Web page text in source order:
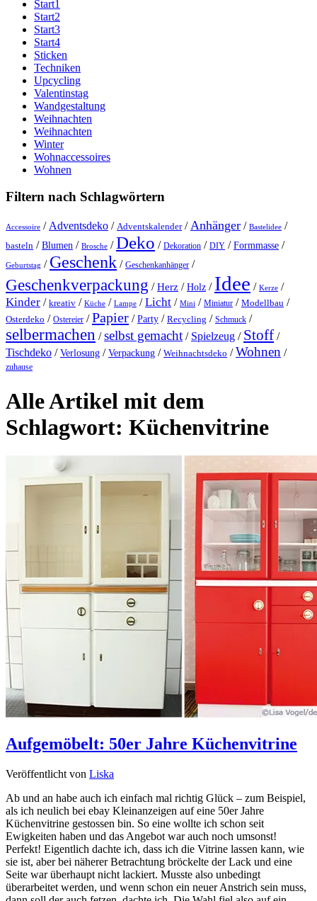
Start1
Start2
Start3
Start4
Sticken
Techniken
Upcycling
Valentinstag
Wandgestaltung
Weihnachten
Weihnachten
Winter
Wohnaccessoires
Wohnen
Filtern nach Schlagwörtern
Accessoire / Adventsdeko / Adventskalender/Anhänger / Bastelidee /
basteln /Blumen / Brosche /Deko / Dekoration / DIY /Formmasse /
Geburtstag / Geschenk / Geschenkanhänger /
Geschenkverpackung /Herz /Holz / Idee / Kerze /
Kinder / kreativ / Küche / Lampe /Licht / Mini / Miniatur / Modellbau /
Osterdeko / Ostereier /Papier /Party / Recycling / Schmuck /
selbermachen /selbst gemacht / Spielzeug / Stoff /
Tischdeko /Verlosung /Verpackung / Weihnachtsdeko /Wohnen /
zuhause
Alle Artikel mit dem
Schlagwort: Küchenvitrine
Aufgemöbelt: 50er Jahre Küchenvitrine
Veröffentlicht von Liska
Ab und an habe auch ich einfach mal richtig Glück – zum Beispiel,
als ich neulich bei ebay Kleinanzeigen auf eine 50er Jahre
Küchenvitrine gestossen bin. So eine wollte ich schon seit
Ewigkeiten haben und das Angebot war auch noch umsonst!
Perfekt! Eigentlich dachte ich, dass ich die Vitrine lassen kann, wie
sie ist, aber bei näherer Betrachtung bröckelte der Lack und eine
Seite war überhaupt nicht lackiert. Musste also unbedingt
überarbeitet werden, und wenn schon ein neuer Anstrich sein muss,